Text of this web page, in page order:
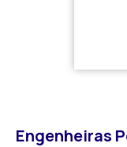
Engenheiras